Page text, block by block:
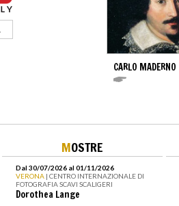
CARLO MADERNO
MOSTRE
Dal 30/07/2026 al 01/11/2026
VERONA | CENTRO INTERNAZIONALE DI
FOTOGRAFIA SCAVI SCALIGERI
Dorothea Lange